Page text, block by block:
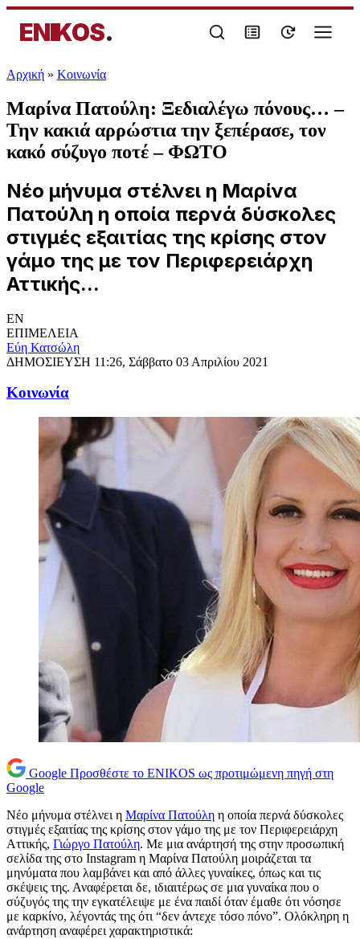
ENIKOS.
Αρχική » Κοινωνία
Μαρίνα Πατούλη: Ξεδιαλέγω πόνους… –
Την κακιά αρρώστια την ξεπέρασε, τον
κακό σύζυγο ποτέ – ΦΩΤΟ
Νέο μήνυμα στέλνει η Μαρίνα
Πατούλη η οποία περνά δύσκολες
στιγμές εξαιτίας της κρίσης στον
γάμο της με τον Περιφερειάρχη
Αττικής...
EN
ΕΠΙΜΕΛΕΙΑ
Εύη Κατσώλη
ΔΗΜΟΣΙΕΥΣΗ 11:26, Σάββατο 03 Απριλίου 2021
Κοινωνία
Google Προσθέστε το ENIKOS ως προτιμώμενη πηγή στη
Google
Νέο μήνυμα στέλνει η Μαρίνα Πατούλη η οποία περνά δύσκολες
στιγμές εξαιτίας της κρίσης στον γάμο της με τον Περιφερειάρχη
Αττικής, Γιώργο Πατούλη. Με μια ανάρτησή της στην προσωπική
σελίδα της στο Instagram η Μαρίνα Πατούλη μοιράζεται τα
μηνύματα που λαμβάνει και από άλλες γυναίκες, όπως και τις
σκέψεις της. Αναφέρεται δε, ιδιαιτέρως σε μια γυναίκα που ο
σύζυγός της την εγκατέλειψε με ένα παιδί όταν έμαθε ότι νόσησε
με καρκίνο, λέγοντάς της ότι “δεν άντεχε τόσο πόνο”. Ολόκληρη η
ανάρτηση αναφέρει χαρακτηριστικά: